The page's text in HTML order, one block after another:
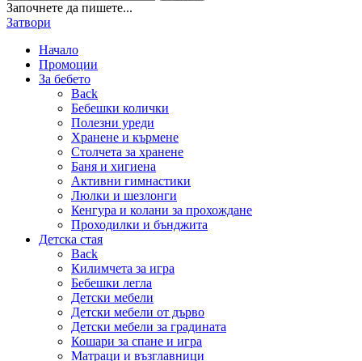
Започнете да пишете...
Затвори
Начало
Промоции
За бебето
Back
Бебешки колички
Полезни уреди
Хранене и кърмене
Столчета за хранене
Баня и хигиена
Активни гимнастики
Люлки и шезлонги
Кенгура и колани за прохождане
Проходилки и бънджита
Детска стая
Back
Килимчета за игра
Бебешки легла
Детски мебели
Детски мебели от дърво
Детски мебели за градината
Кошари за спане и игра
Матраци и възглавници